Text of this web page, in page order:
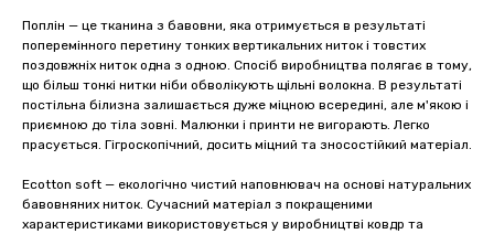
Поплін — це тканина з бавовни, яка отримується в результаті
поперемінного перетину тонких вертикальних ниток і товстих
поздовжніх ниток одна з одною. Спосіб виробництва полягає в тому,
що більш тонкі нитки ніби обволікують щільні волокна. В результаті
постільна білизна залишається дуже міцною всередині, але м'якою і
приємною до тіла зовні. Малюнки і принти не вигорають. Легко
прасується. Гігроскопічний, досить міцний та зносостійкий матеріал.
Ecotton soft — екологічно чистий наповнювач на основі натуральних
бавовняних ниток. Сучасний матеріал з покращеними
характеристиками використовується у виробництві ковдр та